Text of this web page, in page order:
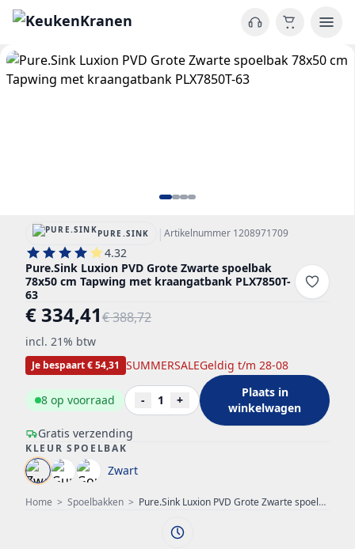
Home > Spoelbakken > Pure.Sink Luxion PVD Grote Zwarte spoelbak 78x50 cm Tapwing met kraangatbank PLX7850T-63
PURE.SINK | Artikelnummer 1208971709
4.32
Pure.Sink Luxion PVD Grote Zwarte spoelbak
78x50 cm Tapwing met kraangatbank PLX7850T-
63
€ 334,41€ 388,72
incl. 21% btw
Je bespaart € 54,31 SUMMERSALEGeldig t/m 28-08
Gratis verzending
8 op voorraad - 1 +
Plaats in
winkelwagen
KLEUR SPOELBAK
Zwart